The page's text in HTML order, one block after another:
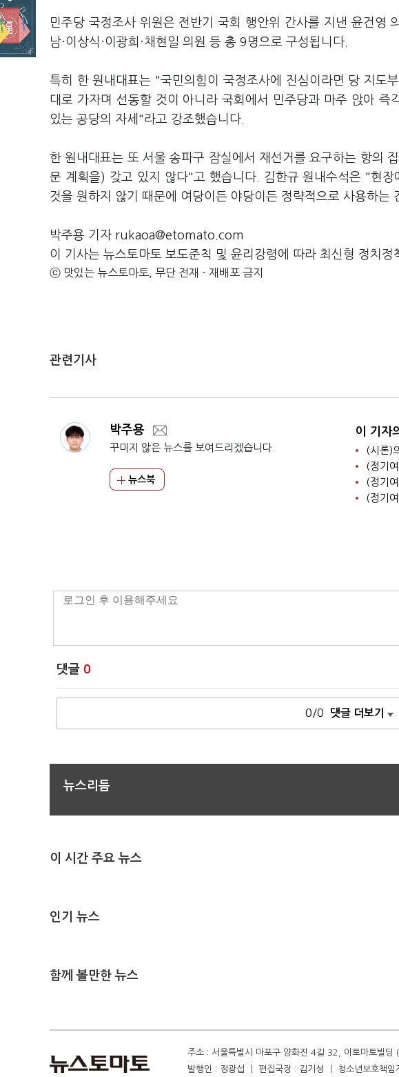
민주당 국정조사 위원은 전반기 국회 행안위 간사를 지낸 윤건영
남·이상식·이광희·채현일 의원 등 총 9명으로 구성됩니다.
특히 한 원내대표는 "국민의힘이 국정조사에 진심이라면 당 지도
대로 가자며 선동할 것이 아니라 국회에서 민주당과 마주 앉아 즉
있는 공당의 자세"라고 강조했습니다.
한 원내대표는 또 서울 송파구 잠실에서 재선거를 요구하는 항의
문 계획을) 갖고 있지 않다"고 했습니다. 김한규 원내수석은 "현
것을 원하지 않기 때문에 여당이든 야당이든 정략적으로 사용하는
박주용 기자 rukaoa@etomato.com
이 기사는 뉴스토마토 보도준칙 및 윤리강령에 따라 최신형 정치정
ⓒ 맛있는 뉴스토마토, 무단 전재 - 재배포 금지
관련기사
박주용
꾸미지 않은 뉴스를 보여드리겠습니다.
뉴스북
이 기자
(시론)
(정기
댓글 0
0/0 댓글 더보기
뉴스리듬
이 시간 주요 뉴스
인기 뉴스
함께 볼만한 뉴스
주소 : 서울특별시 마포구 양화진 4길 32, 이토마토빌
발행인 : 정광섭 ㅣ 편집국장 : 김기성 ㅣ 청소년보호